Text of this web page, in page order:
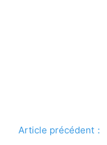
Article précédent：